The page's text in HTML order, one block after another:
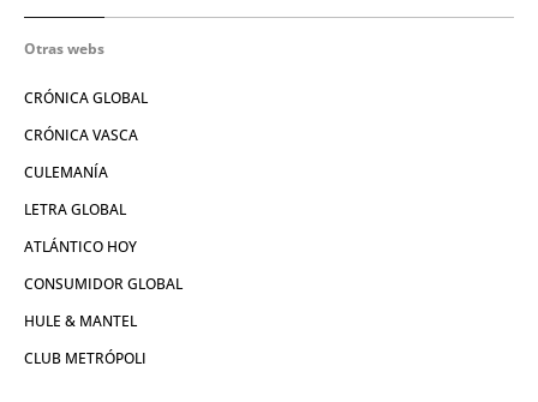
Otras webs
CRÓNICA GLOBAL
CRÓNICA VASCA
CULEMANÍA
LETRA GLOBAL
ATLÁNTICO HOY
CONSUMIDOR GLOBAL
HULE & MANTEL
CLUB METRÓPOLI